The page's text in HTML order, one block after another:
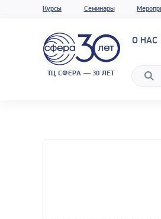
Курсы Семинары
ТЦ СФЕРА — 30 ЛЕТ
О НАС